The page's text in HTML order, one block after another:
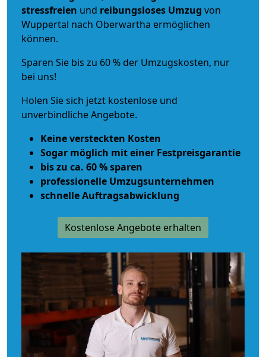
stressfreien und reibungsloses Umzug von
Wuppertal nach Oberwartha ermöglichen
können.
Sparen Sie bis zu 60 % der Umzugskosten, nur
bei uns!
Holen Sie sich jetzt kostenlose und
unverbindliche Angebote.
Keine versteckten Kosten
Sogar möglich mit einer Festpreisgarantie
bis zu ca. 60 % sparen
professionelle Umzugsunternehmen
schnelle Auftragsabwicklung
Kostenlose Angebote erhalten